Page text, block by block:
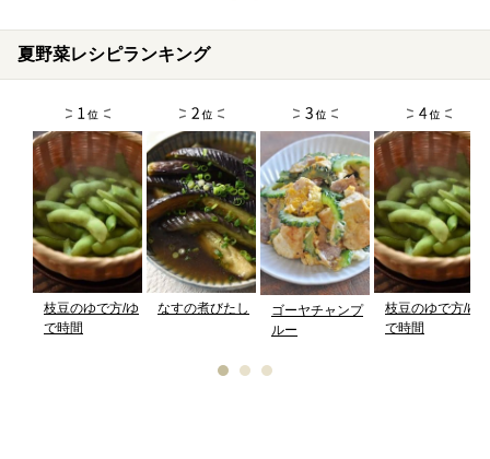
夏野菜レシピランキング
枝豆のゆで方/ゆ
で時間
なすの煮びたし
ゴーヤチャンプ
ルー
枝豆のゆで方/ゆ
で時間